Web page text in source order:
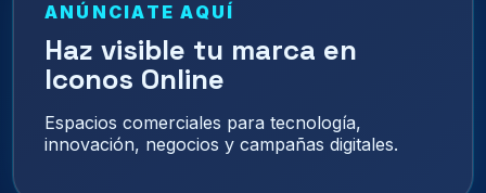
ANÚNCIATE AQUÍ
Haz visible tu marca en
Iconos Online
Espacios comerciales para tecnología,
innovación, negocios y campañas digitales.